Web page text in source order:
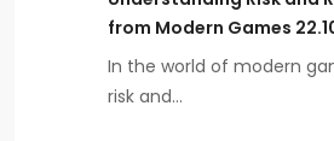
from Modern Games
In the world of modern
risk and…